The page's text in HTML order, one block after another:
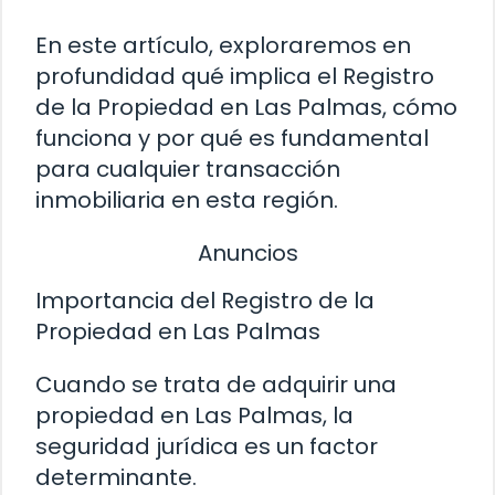
En este artículo, exploraremos en
profundidad qué implica el Registro
de la Propiedad en Las Palmas, cómo
funciona y por qué es fundamental
para cualquier transacción
inmobiliaria en esta región.
Anuncios
Importancia del Registro de la
Propiedad en Las Palmas
Cuando se trata de adquirir una
propiedad en Las Palmas, la
seguridad jurídica es un factor
determinante.